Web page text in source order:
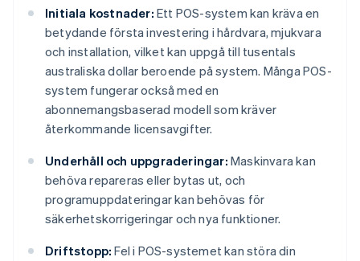
Initiala kostnader: Ett POS-system kan kräva en
betydande första investering i hårdvara, mjukvara
och installation, vilket kan uppgå till tusentals
australiska dollar beroende på system. Många POS-
system fungerar också med en
abonnemangsbaserad modell som kräver
återkommande licensavgifter.
Underhåll och uppgraderingar: Maskinvara kan
behöva repareras eller bytas ut, och
programuppdateringar kan behövas för
säkerhetskorrigeringar och nya funktioner.
Driftstopp: Fel i POS-systemet kan störa din